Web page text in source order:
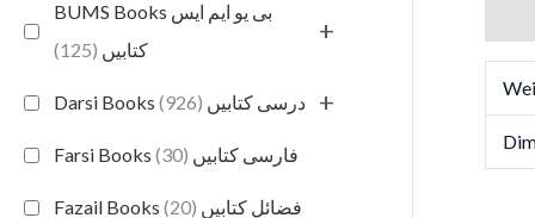
BUMS Books بی یو ایم ایس
کتابیں (125)
+
Darsi Books درسی کتابیں (926) +
Farsi Books فارسی کتابیں (30)
Fazail Books فضائل کتابیں (20)